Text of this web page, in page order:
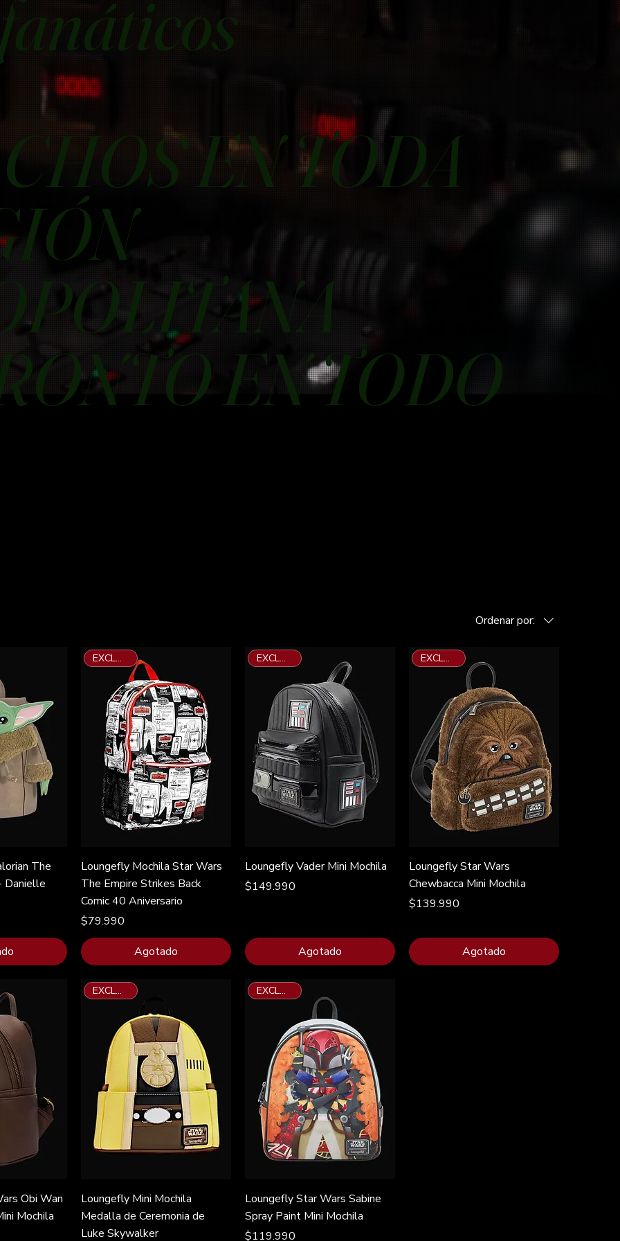
EN TODA
EN TODO
Ordenar por:
The
Danielle
EXCLUSIVO
Loungefly Mochila Star Wars
The Empire Strikes Back
Comic 40 Aniversario
Precio
$79.990
Agotado
EXCLUSIVO
Loungefly Vader Mini Mochila
Precio
$149.990
Agotado
EXCLUSIVO
Loungefly Star Wars
Chewbacca Mini Mochila
Precio
$139.990
Agotado
Obi Wan
Mochila
EXCLUSIVO
Loungefly Mini Mochila
Medalla de Ceremonia de
Luke Skywalker
EXCLUSIVO
Loungefly Star Wars Sabine
Spray Paint Mini Mochila
Precio
$119.990